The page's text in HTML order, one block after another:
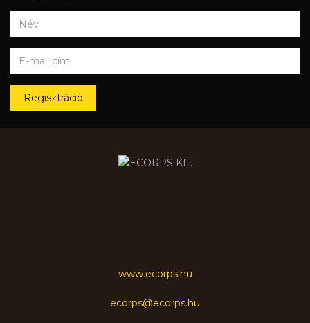
Regisztráció
www.ecorps.hu
ecorps@ecorps.hu